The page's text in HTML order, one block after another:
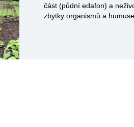
část (půdní edafon) a
zbytky organismů a